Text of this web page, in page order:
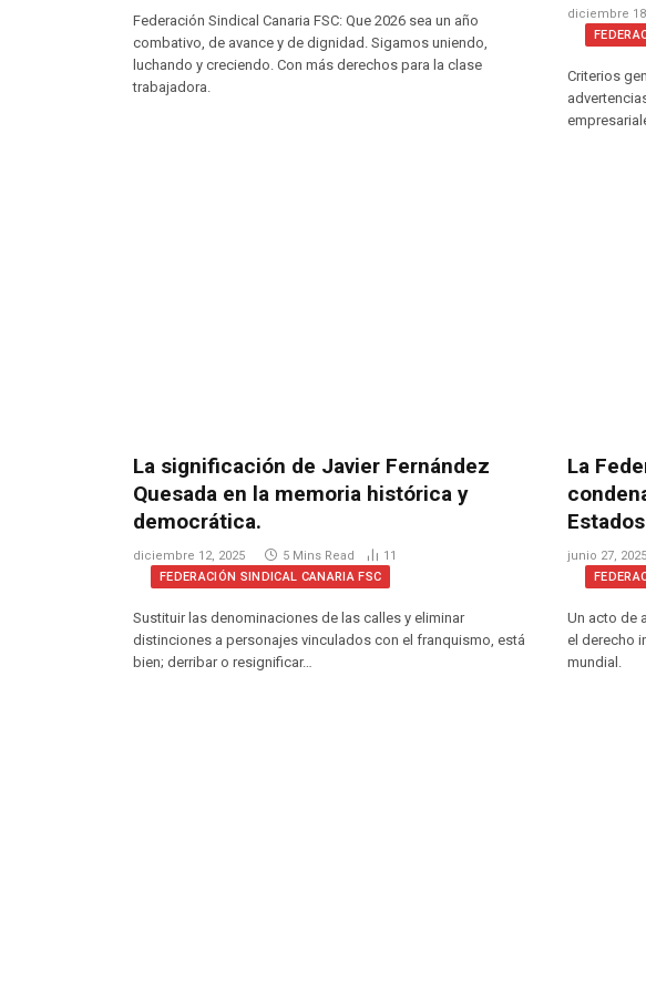
Federación Sindical Canaria FSC: Que 2026 sea un año
combativo, de avance y de dignidad. Sigamos uniendo,
luchando y creciendo. Con más derechos para la clase
trabajadora.
diciembre
Criterios
La significación de Javier Fernández
Quesada en la memoria histórica y
democrática.
diciembre 12, 2025 5 Mins Read
11
FEDERACIÓN SINDICAL CANARIA FSC
Sustituir las denominaciones de las calles y eliminar
distinciones a personajes vinculados con el franquismo, está
bien; derribar o resignificar…
La
junio 27, 2025
Un acto de
el derecho
mundial.